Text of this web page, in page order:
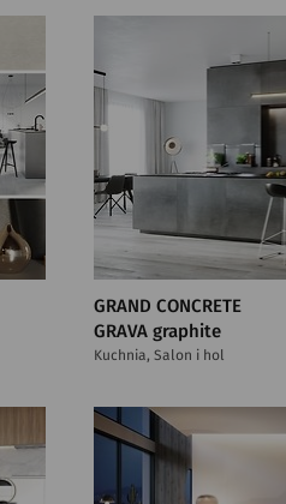
GRAND CONCRETE
GRAVA graphite
Kuchnia, Salon i hol